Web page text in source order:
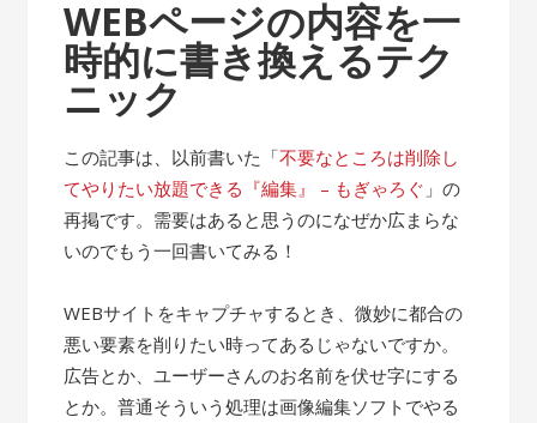
WEBページの内容を一
時的に書き換えるテク
ニック
この記事は、以前書いた「不要なところは削除し
てやりたい放題できる『編集』 – もぎゃろぐ 」の
再掲です。需要はあると思うのになぜか広まらな
いのでもう一回書いてみる！
WEBサイトをキャプチャするとき、微妙に都合の
悪い要素を削りたい時ってあるじゃないですか。
広告とか、ユーザーさんのお名前を伏せ字にする
とか。普通そういう処理は画像編集ソフトでやる